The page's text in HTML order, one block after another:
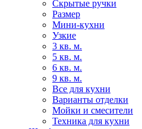
Скрытые ручки
Размер
Мини-кухни
Узкие
3 кв. м.
5 кв. м.
6 кв. м.
9 кв. м.
Все для кухни
Варианты отделки
Мойки и смесители
Техника для кухни